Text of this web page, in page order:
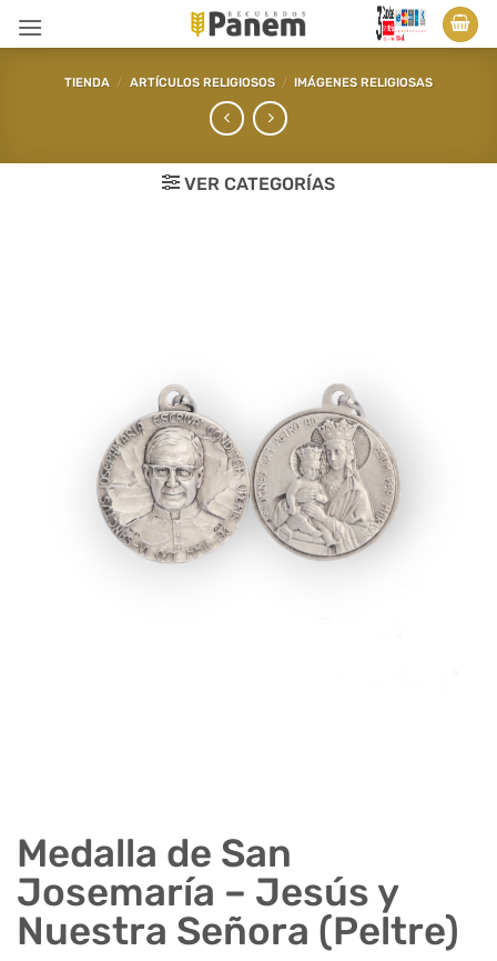
TIENDA / ARTÍCULOS RELIGIOSOS / IMÁGENES RELIGIOSAS
VER CATEGORÍAS
Medalla de San
Josemaría – Jesús y
Nuestra Señora (Peltre)